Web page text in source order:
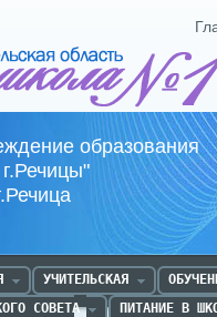
образования
УЧИТЕЛЬСКАЯ
СОВЕТА
ПИТАНИЕ В